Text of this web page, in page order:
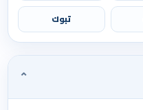
تبوك
⌄